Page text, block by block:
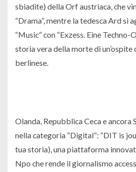
sbiadite) della Orf austriaca, che
“Drama”, mentre la tedesca Ard si
“Music” con “Exzess. Eine
storia vera della morte di un’ospite
berlinese.
Olanda, Repubblica Ceca e ancora
nella categoria “Digital”: “DIT is
tua storia), una piattaforma
Npo che rende il giornalismo